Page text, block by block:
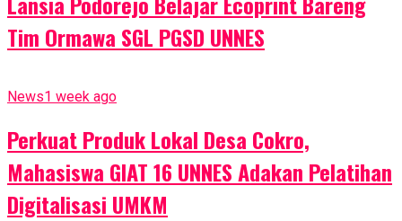
Tim Ormawa SGL PGSD UNNES
News1 week ago
Perkuat Produk Lokal Desa Cokro,
Mahasiswa GIAT 16 UNNES Adakan Pelatihan
Digitalisasi UMKM